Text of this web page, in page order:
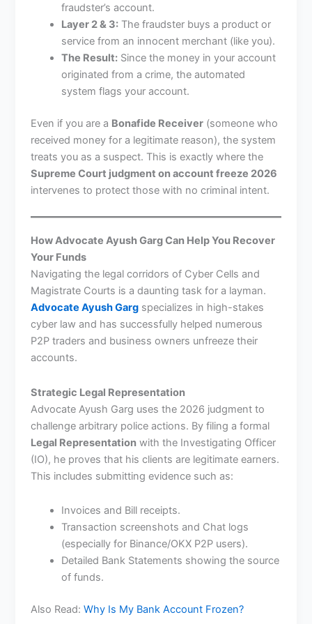
fraudster’s account.
Layer 2 & 3: The fraudster buys a product or
service from an innocent merchant (like you).
The Result: Since the money in your account
originated from a crime, the automated
system flags your account.
Even if you are a Bonafide Receiver (someone who
received money for a legitimate reason), the system
treats you as a suspect. This is exactly where the
Supreme Court judgment on account freeze 2026
intervenes to protect those with no criminal intent.
How Advocate Ayush Garg Can Help You Recover
Your Funds
Navigating the legal corridors of Cyber Cells and
Magistrate Courts is a daunting task for a layman.
Advocate Ayush Garg specializes in high-stakes
cyber law and has successfully helped numerous
P2P traders and business owners unfreeze their
accounts.
Strategic Legal Representation
Advocate Ayush Garg uses the 2026 judgment to
challenge arbitrary police actions. By filing a formal
Legal Representation with the Investigating Officer
(IO), he proves that his clients are legitimate earners.
This includes submitting evidence such as:
Invoices and Bill receipts.
Transaction screenshots and Chat logs
(especially for Binance/OKX P2P users).
Detailed Bank Statements showing the source
of funds.
Also Read:Why Is My Bank Account Frozen?